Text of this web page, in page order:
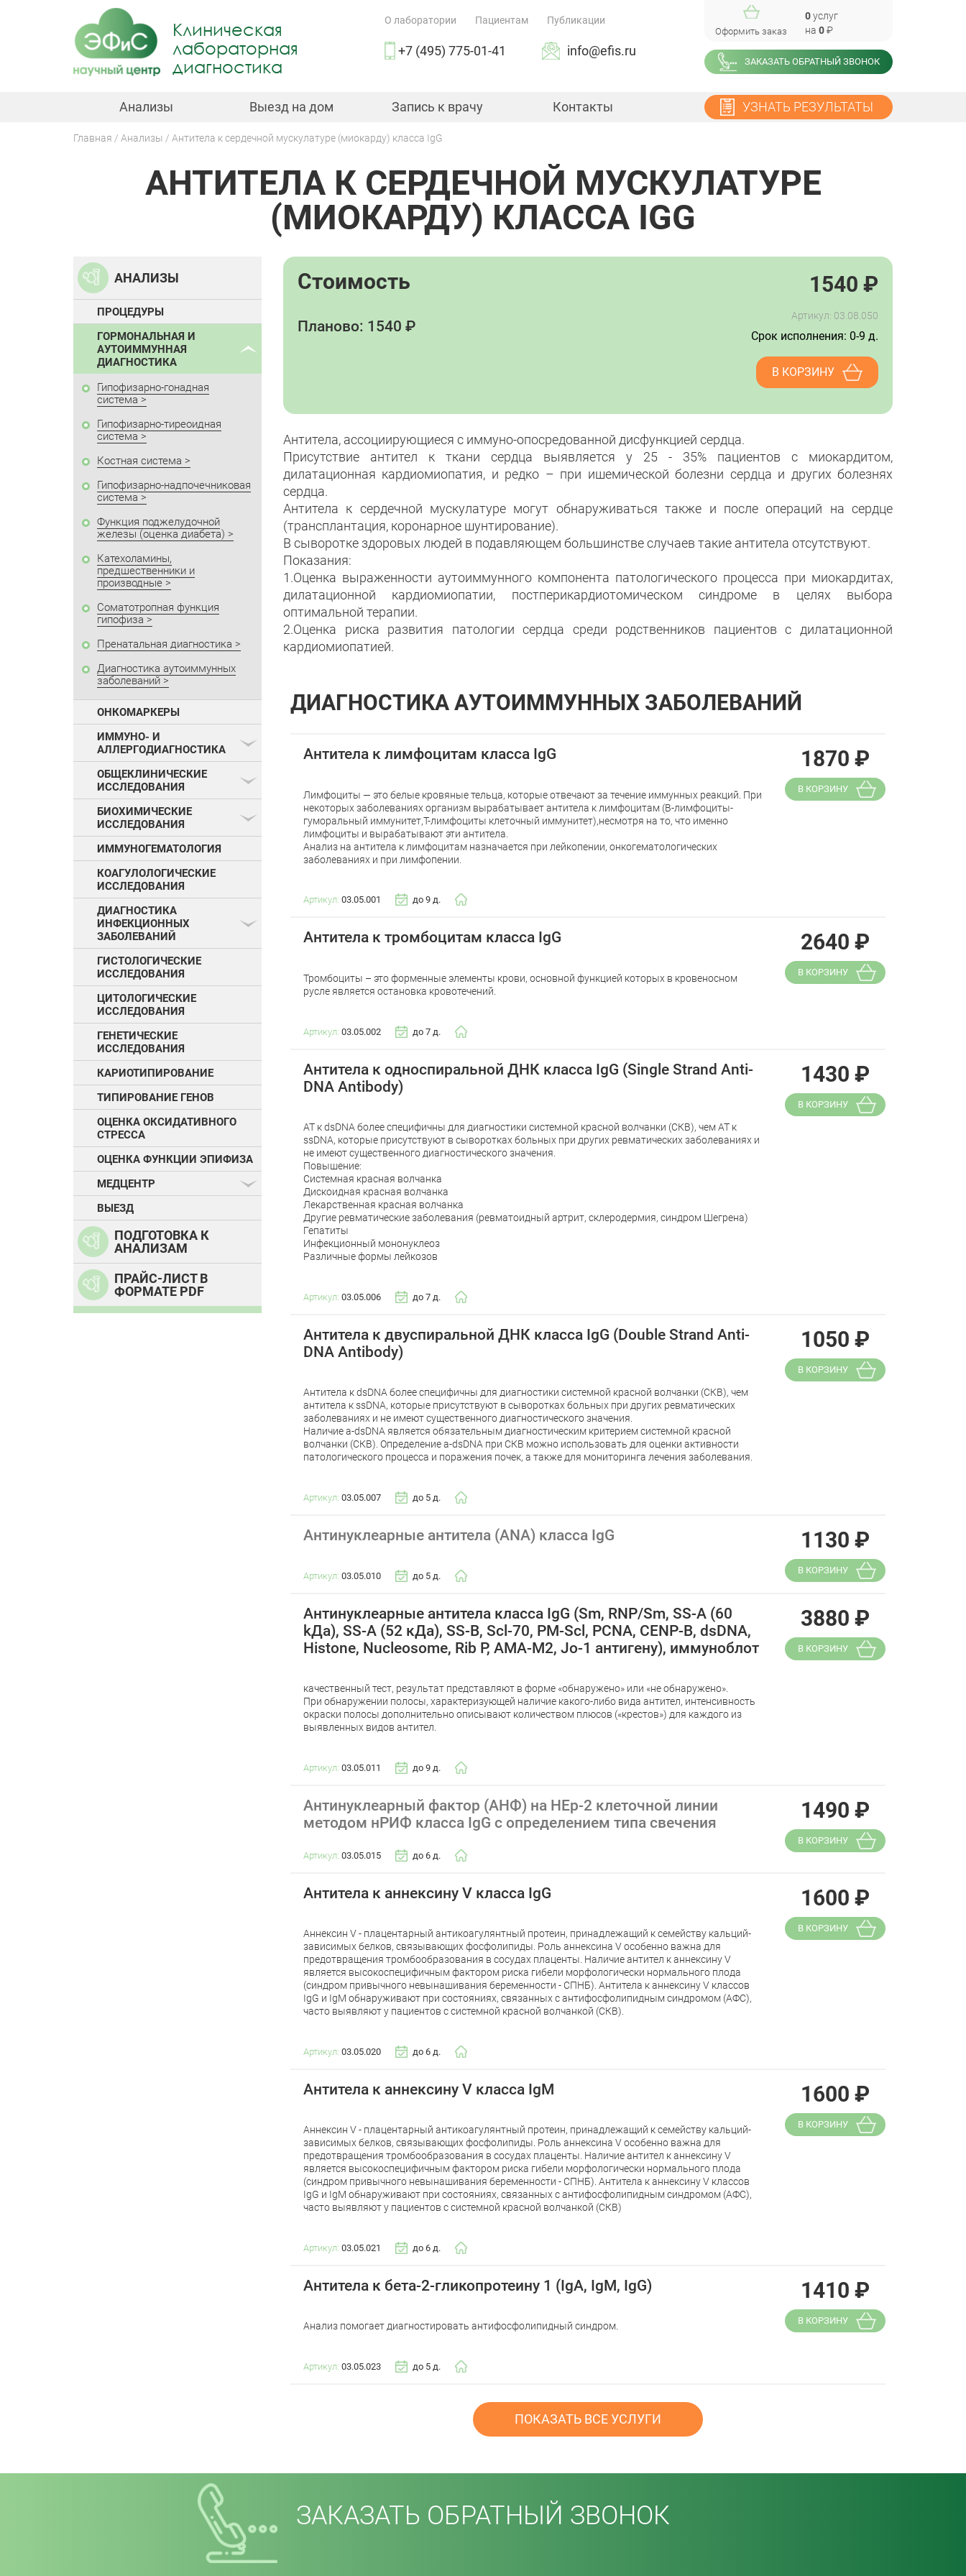
Клиническая
лабораторная
диагностика
О лаборатории Пациентам Публикации
+7 (495) 775-01-41 info@efis.ru
Оформить заказ
0услуг
на 0₽
ЗАКАЗАТЬ ОБРАТНЫЙ ЗВОНОК
Анализы Выезд на дом Запись к врачу Контакты УЗНАТЬ РЕЗУЛЬТАТЫ
Главная Анализы Антитела к сердечной мускулатуре (миокарду) класса IgG
АНТИТЕЛА К СЕРДЕЧНОЙ МУСКУЛАТУРЕ
(МИОКАРДУ) КЛАССА IGG
АНАЛИЗЫ
ПРОЦЕДУРЫ
ГОРМОНАЛЬНАЯ И
АУТОИММУННАЯ
ДИАГНОСТИКА
Гипофизарно-гонадная
система
Гипофизарно-тиреоидная
система
Костная система
Гипофизарно-надпочечниковая
система
Функция поджелудочной
железы (оценка диабета)
Катехоламины,
предшественники и
производные
Соматотропная функция
гипофиза
Пренатальная диагностика
Диагностика аутоиммунных
заболеваний
ОНКОМАРКЕРЫ
ИММУНО- И
АЛЛЕРГОДИАГНОСТИКА
ОБЩЕКЛИНИЧЕСКИЕ
ИССЛЕДОВАНИЯ
БИОХИМИЧЕСКИЕ
ИССЛЕДОВАНИЯ
ИММУНОГЕМАТОЛОГИЯ
КОАГУЛОЛОГИЧЕСКИЕ
ИССЛЕДОВАНИЯ
ДИАГНОСТИКА
ИНФЕКЦИОННЫХ
ЗАБОЛЕВАНИЙ
ГИСТОЛОГИЧЕСКИЕ
ИССЛЕДОВАНИЯ
ЦИТОЛОГИЧЕСКИЕ
ИССЛЕДОВАНИЯ
ГЕНЕТИЧЕСКИЕ
ИССЛЕДОВАНИЯ
КАРИОТИПИРОВАНИЕ
ТИПИРОВАНИЕ ГЕНОВ
ОЦЕНКА ОКСИДАТИВНОГО
СТРЕССА
ОЦЕНКА ФУНКЦИИ ЭПИФИЗА
МЕДЦЕНТР
ВЫЕЗД
ПОДГОТОВКА К
АНАЛИЗАМ
ПРАЙС-ЛИСТ В
ФОРМАТЕ PDF
Стоимость 1540 ₽
Планово: 1540 ₽
Артикул: 03.08.050
Срок исполнения: 0-9 д.
В КОРЗИНУ
Антитела, ассоциирующиеся с иммуно-опосредованной дисфункцией сердца.
Присутствие антител к ткани сердца выявляется у 25 - 35% пациентов с миокардитом,
дилатационная кардиомиопатия, и редко – при ишемической болезни сердца и других болезнях
сердца.
Антитела к сердечной мускулатуре могут обнаруживаться также и после операций на сердце
(трансплантация, коронарное шунтирование).
В сыворотке здоровых людей в подавляющем большинстве случаев такие антитела отсутствуют.
Показания:
1.Оценка выраженности аутоиммунного компонента патологического процесса при миокардитах,
дилатационной кардиомиопатии, постперикардиотомическом синдроме в целях выбора
оптимальной терапии.
2.Оценка риска развития патологии сердца среди родственников пациентов с дилатационной
кардиомиопатией.
ДИАГНОСТИКА АУТОИММУННЫХ ЗАБОЛЕВАНИЙ
Антитела к лимфоцитам класса IgG
Лимфоциты — это белые кровяные тельца, которые отвечают за течение иммунных реакций. При
некоторых заболеваниях организм вырабатывает антитела к лимфоцитам (В-лимфоциты-
гуморальный иммунитет,Т-лимфоциты клеточный иммунитет),несмотря на то, что именно
лимфоциты и вырабатывают эти антитела.
Анализ на антитела к лимфоцитам назначается при лейкопении, онкогематологических
заболеваниях и при лимфопении.
Артикул: 03.05.001 до 9 д.
1870 ₽
В КОРЗИНУ
Антитела к тромбоцитам класса IgG
Тромбоциты – это форменные элементы крови, основной функцией которых в кровеносном
русле является остановка кровотечений.
Артикул: 03.05.002 до 7 д.
2640 ₽
В КОРЗИНУ
Антитела к односпиральной ДНК класса IgG (Single Strand Anti-
DNA Antibody)
АТ к dsDNA более специфичны для диагностики системной красной волчанки (СКВ), чем АТ к
ssDNA, которые присутствуют в сыворотках больных при других ревматических заболеваниях и
не имеют существенного диагностического значения.
Повышение:
Системная красная волчанка
Дискоидная красная волчанка
Лекарственная красная волчанка
Другие ревматические заболевания (ревматоидный артрит, склеродермия, синдром Шегрена)
Гепатиты
Инфекционный мононуклеоз
Различные формы лейкозов
Артикул: 03.05.006 до 7 д.
1430 ₽
В КОРЗИНУ
Антитела к двуспиральной ДНК класса IgG (Double Strand Anti-
DNA Antibody)
Антитела к dsDNA более специфичны для диагностики системной красной волчанки (СКВ), чем
антитела к ssDNA, которые присутствуют в сыворотках больных при других ревматических
заболеваниях и не имеют существенного диагностического значения.
Наличие a-dsDNA является обязательным диагностическим критерием системной красной
волчанки (СКВ). Определение a-dsDNA при СКВ можно использовать для оценки активности
патологического процесса и поражения почек, а также для мониторинга лечения заболевания.
Артикул: 03.05.007 до 5 д.
1050 ₽
В КОРЗИНУ
Антинуклеарные антитела (ANA) класса IgG
Артикул: 03.05.010 до 5 д.
1130 ₽
В КОРЗИНУ
Антинуклеарные антитела класса IgG (Sm, RNP/Sm, SS-A (60
kДа), SS-A (52 кДа), SS-B, Scl-70, PM-Scl, PCNA, CENР-B, dsDNA,
Histone, Nucleosome, Rib P, AMA-M2, Jo-1 антигену), иммуноблот
качественный тест, результат представляют в форме «обнаружено» или «не обнаружено».
При обнаружении полосы, характеризующей наличие какого-либо вида антител, интенсивность
окраски полосы дополнительно описывают количеством плюсов («крестов») для каждого из
выявленных видов антител.
Артикул: 03.05.011 до 9 д.
3880 ₽
В КОРЗИНУ
Антинуклеарный фактор (АНФ) на HEp-2 клеточной линии
методом нРИФ класса IgG с определением типа свечения
Артикул: 03.05.015 до 6 д.
1490 ₽
В КОРЗИНУ
Антитела к аннексину V класса IgG
Аннексин V - плацентарный антикоагулянтный протеин, принадлежащий к семейству кальций-
зависимых белков, связывающих фосфолипиды. Роль аннексина V особенно важна для
предотвращения тромбообразования в сосудах плаценты. Наличие антител к аннексину V
является высокоспецифичным фактором риска гибели морфологически нормального плода
(синдром привычного невынашивания беременности - СПНБ). Антитела к аннексину V классов
IgG и IgM обнаруживают при состояниях, связанных с антифосфолипидным синдромом (АФС),
часто выявляют у пациентов с системной красной волчанкой (СКВ).
Артикул: 03.05.020 до 6 д.
1600 ₽
В КОРЗИНУ
Антитела к аннексину V класса IgM
Аннексин V - плацентарный антикоагулянтный протеин, принадлежащий к семейству кальций-
зависимых белков, связывающих фосфолипиды. Роль аннексина V особенно важна для
предотвращения тромбообразования в сосудах плаценты. Наличие антител к аннексину V
является высокоспецифичным фактором риска гибели морфологически нормального плода
(синдром привычного невынашивания беременности - СПНБ). Антитела к аннексину V классов
IgG и IgM обнаруживают при состояниях, связанных с антифосфолипидным синдромом (АФС),
часто выявляют у пациентов с системной красной волчанкой (СКВ)
Артикул: 03.05.021 до 6 д.
1600 ₽
В КОРЗИНУ
Антитела к бета-2-гликопротеину 1 (IgA, IgM, IgG)
Анализ помогает диагностировать антифосфолипидный синдром.
Артикул: 03.05.023 до 5 д.
1410 ₽
В КОРЗИНУ
ПОКАЗАТЬ ВСЕ УСЛУГИ
ЗАКАЗАТЬ ОБРАТНЫЙ ЗВОНОК